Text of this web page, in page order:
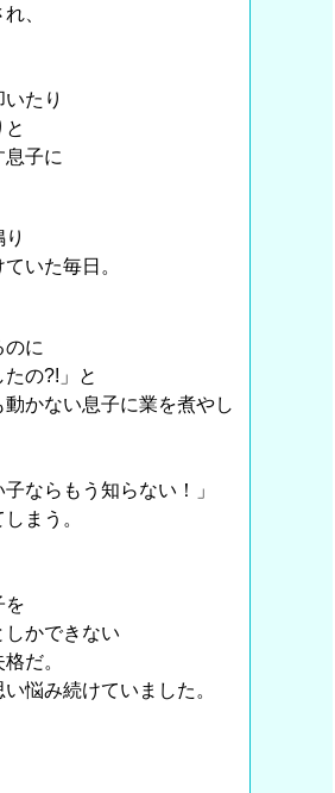
、
たり
息子に
いた毎日。
のに
の?!」と
かない息子に業を煮やし
子ならもう知らない！」
まう。
を
かできない
だ。
悩み続けていました。